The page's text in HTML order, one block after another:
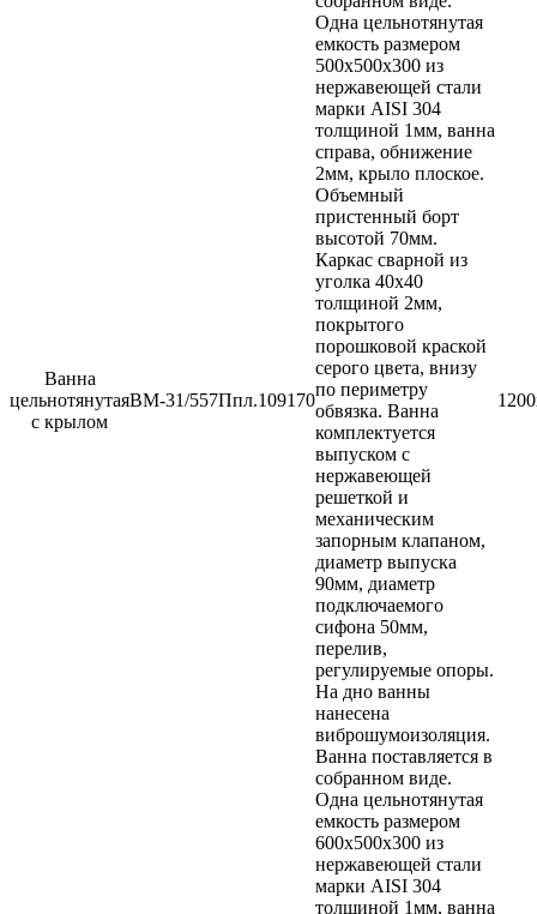
Ванна
цельнотянутая
с крылом
ВМ-31/557Ппл.109170
Одна цельнотянутая
емкость размером
500х500х300 из
нержавеющей стали
марки AISI 304
толщиной 1мм, ванна
справа, обнижение
2мм, крыло плоское.
Объемный
пристенный борт
высотой 70мм.
Каркас сварной из
уголка 40х40
толщиной 2мм,
покрытого
порошковой краской
серого цвета, внизу
по периметру
обвязка. Ванна
комплектуется
выпуском с
нержавеющей
решеткой и
механическим
запорным клапаном,
диаметр выпуска
90мм, диаметр
подключаемого
сифона 50мм,
перелив,
регулируемые опоры.
На дно ванны
нанесена
виброшумоизоляция.
Ванна поставляется в
собранном виде.
Одна цельнотянутая
емкость размером
600х500х300 из
нержавеющей стали
марки AISI 304
толщиной 1мм, ванна